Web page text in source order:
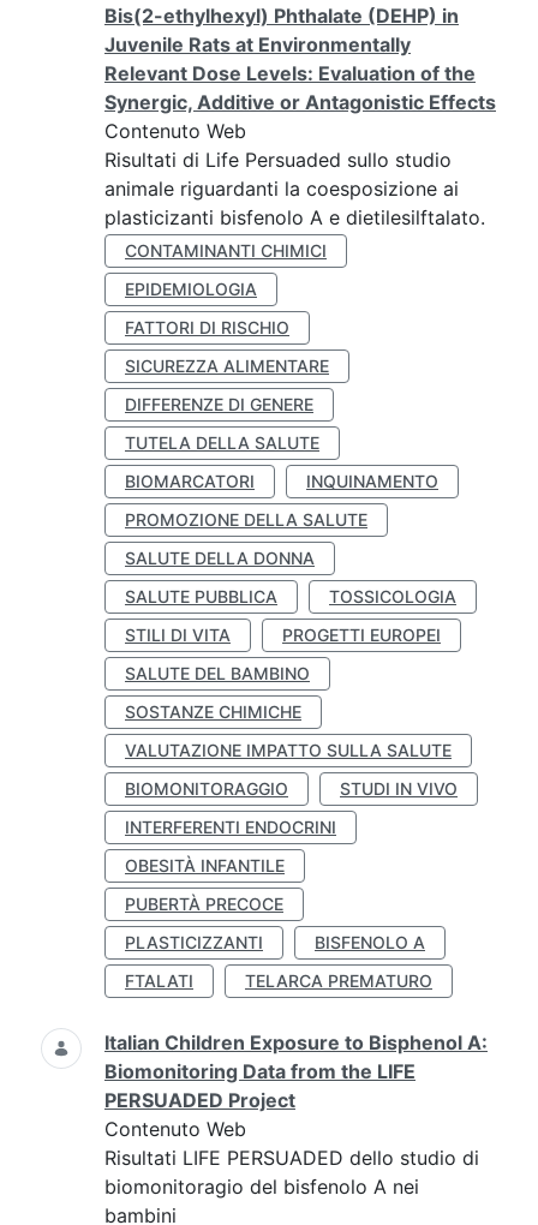
Bis(2-ethylhexyl) Phthalate (DEHP) in
Juvenile Rats at Environmentally
Relevant Dose Levels: Evaluation of the
Synergic, Additive or Antagonistic Effects
Contenuto Web
Risultati di Life Persuaded sullo studio
animale riguardanti la coesposizione ai
plasticizanti bisfenolo A e dietilesilftalato.
CONTAMINANTI CHIMICI
EPIDEMIOLOGIA
FATTORI DI RISCHIO
SICUREZZA ALIMENTARE
DIFFERENZE DI GENERE
TUTELA DELLA SALUTE
BIOMARCATORI
INQUINAMENTO
PROMOZIONE DELLA SALUTE
SALUTE DELLA DONNA
SALUTE PUBBLICA
TOSSICOLOGIA
STILI DI VITA
PROGETTI EUROPEI
SALUTE DEL BAMBINO
SOSTANZE CHIMICHE
VALUTAZIONE IMPATTO SULLA SALUTE
BIOMONITORAGGIO
STUDI IN VIVO
INTERFERENTI ENDOCRINI
OBESITÀ INFANTILE
PUBERTÀ PRECOCE
PLASTICIZZANTI
BISFENOLO A
FTALATI
TELARCA PREMATURO
Italian Children Exposure to Bisphenol A:
Biomonitoring Data from the LIFE
PERSUADED Project
Contenuto Web
Risultati LIFE PERSUADED dello studio di
biomonitoragio del bisfenolo A nei
bambini